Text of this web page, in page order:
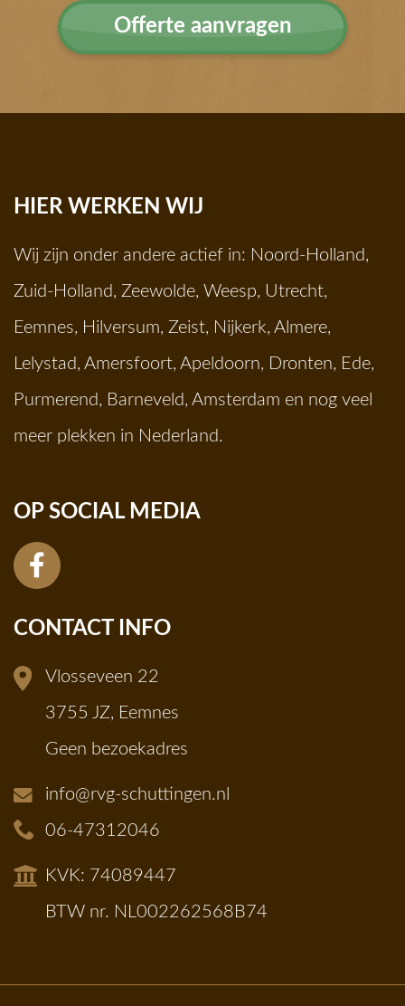
Offerte aanvragen
HIER WERKEN WIJ
Wij zijn onder andere actief in: Noord-Holland,
Zuid-Holland, Zeewolde, Weesp, Utrecht,
Eemnes, Hilversum, Zeist, Nijkerk, Almere,
Lelystad, Amersfoort, Apeldoorn, Dronten, Ede,
Purmerend, Barneveld, Amsterdam en nog veel
meer plekken in Nederland.
OP SOCIAL MEDIA
CONTACT INFO
Vlosseveen 22
3755 JZ, Eemnes
Geen bezoekadres
info@rvg-schuttingen.nl
06-47312046
KVK: 74089447
BTW nr. NL002262568B74